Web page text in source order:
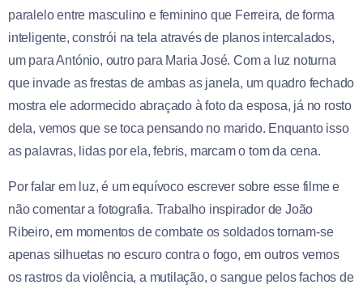
paralelo entre masculino e feminino que Ferreira, de forma
inteligente, constrói na tela através de planos intercalados,
um para António, outro para Maria José. Com a luz noturna
que invade as frestas de ambas as janela, um quadro fechado
mostra ele adormecido abraçado à foto da esposa, já no rosto
dela, vemos que se toca pensando no marido. Enquanto isso
as palavras, lidas por ela, febris, marcam o tom da cena.
Por falar em luz, é um equívoco escrever sobre esse filme e
não comentar a fotografia. Trabalho inspirador de João
Ribeiro, em momentos de combate os soldados tornam-se
apenas silhuetas no escuro contra o fogo, em outros vemos
os rastros da violência, a mutilação, o sangue pelos fachos de